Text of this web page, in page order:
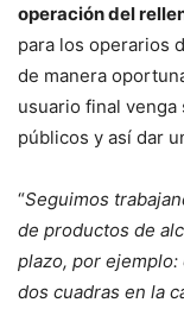
operación del
para los operarios
de manera
usuario final
públicos y así dar
“Seguimos
de productos de
plazo, por
dos cuadras en la